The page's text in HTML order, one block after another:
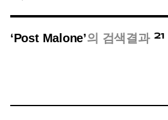
‘Post Malone’의 검색결과 21